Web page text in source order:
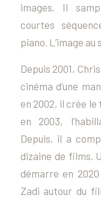
images. Il
courtes
piano. L’image au
Depuis 2001,
cinéma d’une
en 2002, il crée le
en 2003,
Depuis, il a
dizaine de films.
démarre en
Zadi autour du